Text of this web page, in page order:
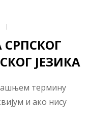
|
ЈЕЗИКА
термину
и ако нису